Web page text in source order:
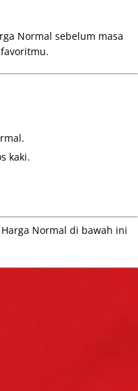
Normal sebelum masa
kaki.
Normal di bawah ini